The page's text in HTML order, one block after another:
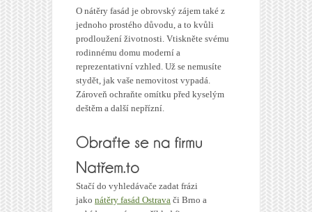
O nátěry fasád je obrovský zájem také z
jednoho prostého důvodu, a to kvůli
prodloužení životnosti. Vtiskněte svému
rodinnému domu moderní a
reprezentativní vzhled. Už se nemusíte
stydět, jak vaše nemovitost vypadá.
Zároveň ochraňte omítku před kyselým
deštěm a další nepřízní.
Stačí do vyhledávače zadat frázi
jako nátěry fasád Ostrava či Brno a